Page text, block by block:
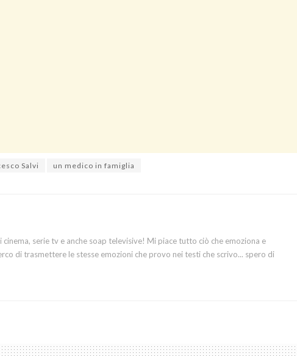
Salvi un medico in famiglia
serie tv e anche soap televisive! Mi piace tutto ciò che emoziona e
di trasmettere le stesse emozioni che provo nei testi che scrivo... spero di